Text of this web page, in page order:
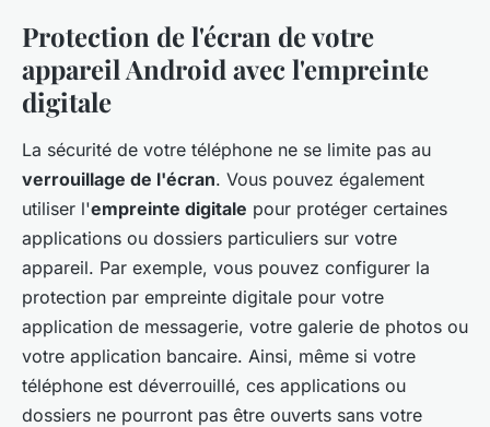
Protection de l'écran de votre
appareil Android avec l'empreinte
digitale
La sécurité de votre téléphone ne se limite pas au
verrouillage de l'écran. Vous pouvez également
utiliser l'empreinte digitale pour protéger certaines
applications ou dossiers particuliers sur votre
appareil. Par exemple, vous pouvez configurer la
protection par empreinte digitale pour votre
application de messagerie, votre galerie de photos ou
votre application bancaire. Ainsi, même si votre
téléphone est déverrouillé, ces applications ou
dossiers ne pourront pas être ouverts sans votre